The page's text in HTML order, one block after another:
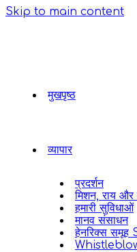
Skip to main content
मुखपृष्ठ
व्यापार
प्रदर्शन
मिशन, राय और
हमारी सुविधाओं
मानव संसाधन
हेनरिक्स समूह